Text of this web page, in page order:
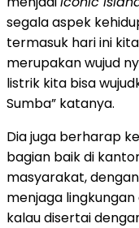
segala aspek
termasuk hari ini
merupakan wujud
listrik kita bisa
Sumba” katanya.
Dia juga berharap
bagian baik di
masyarakat,
menjaga
kalau disertai